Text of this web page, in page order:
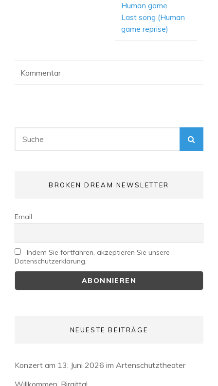
Human game
Last song (Human
game reprise)
Kommentar
for:
BROKEN DREAM NEWSLETTER
Email
Indem Sie fortfahren, akzeptieren Sie unsere
Datenschutzerklärung.
NEUESTE BEITRÄGE
Konzert am 13. Juni 2026 im Artenschutztheater